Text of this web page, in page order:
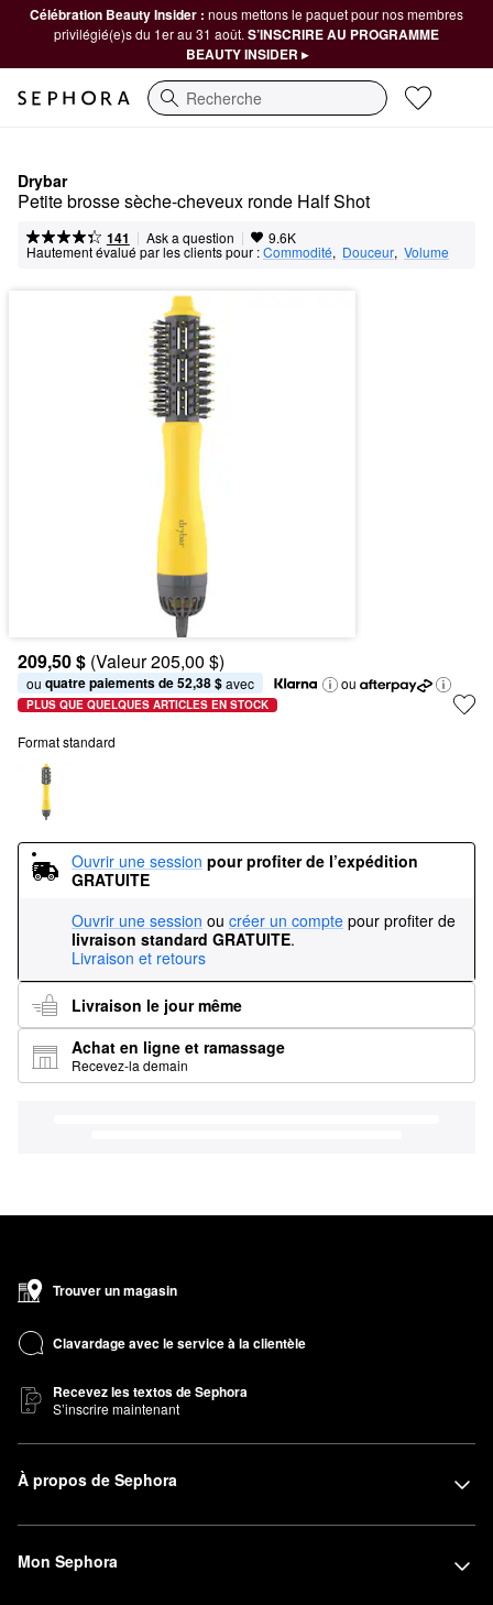
Célébration Beauty Insider : nous mettons le paquet pour nos membres
privilégié(e)s du 1er au 31 août. S’INSCRIRE AU PROGRAMME
BEAUTY INSIDER ▸
Recherche
Drybar
Petite brosse sèche-cheveux ronde Half Shot
141 | Ask a question | 9.6K
Hautement évalué par les clients pour :Commodité, Douceur, Volume
209,50 $ (Valeur 205,00 $)
ou quatre paiements de 52,38 $ avec ou
PLUS QUE QUELQUES ARTICLES EN STOCK
Format standard
Ouvrir une session pour profiter de l’expédition
GRATUITE
Ouvrir une session ou créer un compte pour profiter de
livraison standard GRATUITE.
Livraison et retours
Livraison le jour même
Achat en ligne et ramassage
Recevez-la demain
Trouver un magasin
Clavardage avec le service à la clientèle
Recevez les textos de Sephora
S’inscrire maintenant
À propos de Sephora
Mon Sephora